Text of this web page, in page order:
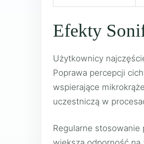
Efekty
Użytkownicy
Poprawa percepcji
wspierające
uczestniczą w
Regularne